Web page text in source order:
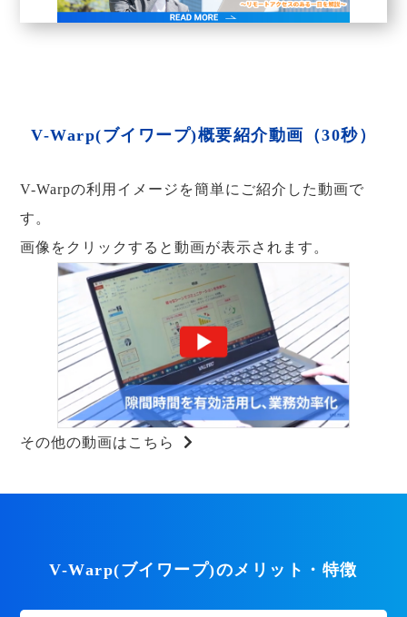
V-Warp(ブイワープ)概要紹介動画（30秒）
V-Warpの利用イメージを簡単にご紹介した動画で
す。
画像をクリックすると動画が表示されます。
その他の動画はこちら
V-Warp(ブイワープ)のメリット・特徴